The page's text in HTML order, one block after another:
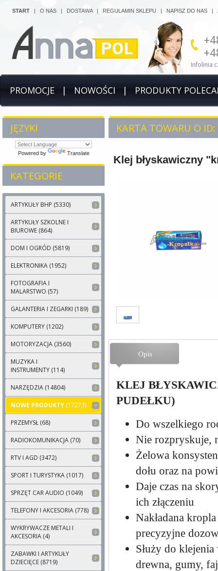
Infolinia
START | O NAS | DOSTAWA| REGULAMIN SKLEPU | NAPISZ DO NAS |
PROMOCJE | NOWOŚCI | PRODUKTY
JĘZYKI
Powered by Translate
KATEGORIE
ARTYKUŁY BHP (5330)
ARTYKUŁY SZKOLNE I
BIUROWE (864)
DOM I OGRÓD (5819)
ELEKTRONIKA (1952)
FOTOGRAFIA I
MALARSTWO (57)
GALANTERIA I ZEGARKI (189)
KOMPUTERY (1202)
MOTORYZACJA (3560)
MUZYKA I
INSTRUMENTY (114)
NARZĘDZIA (14804)
NOWE PRODUKTY (17273)
PRZEMYSŁ (68)
RADIOKOMUNIKACJA (70)
RTV I AGD (3472)
SPORT I TURYSTYKA (1017)
SPRZĘT CAR AUDIO (1049)
TELEFONY I AKCESORIA (778)
WYKRYWACZE METALI I
AKCESORIA (4)
ZABAWKI I ARTYKUŁY
DZIECIĘCE (8719)
KARTA TOWARU O
Klej błyskawiczny
Opis
KLEJ
PUDEŁKU)
Do wszelkiego
Nie rozpryskuje,
Żelowa
dołu oraz na
Daje czas na
ich złączeniu
Nakładana
precyzyjne
Służy do
drewna, gumy,